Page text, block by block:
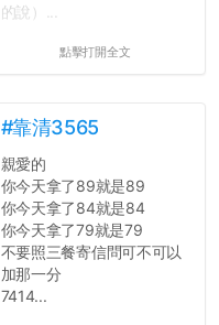
的說）...
點擊打開全文
#靠清3565
親愛的
你今天拿了89就是89
你今天拿了84就是84
你今天拿了79就是79
不要照三餐寄信問可不可以
加那一分
7414...